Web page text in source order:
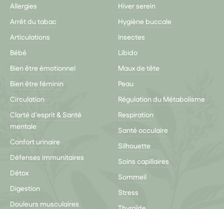
Allergies
Arrêt du tabac
Articulations
Bébé
Bien être émotionnel
Bien être féminin
Circulation
Clarté d'esprit & Santé
mentale
Confort urinaire
Défenses immunitaires
Détox
Digestion
Douleurs musculaires
Hiver serein
Hygiène buccale
Insectes
Libido
Maux de tête
Peau
Régulation du Métabolisme
Respiration
Santé occulaire
Silhouette
Soins capillaires
Sommeil
Stress